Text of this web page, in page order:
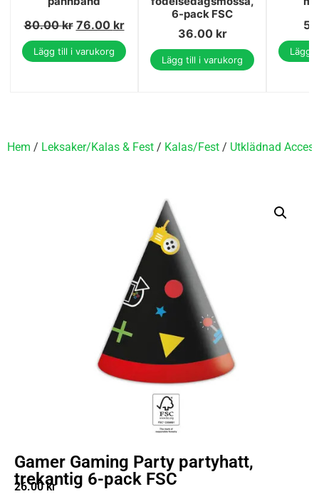
80.00kr 76.00 kr
Lägg till i varukorg
6-pack FSC
36.00 kr
Lägg till i varukorg
Lägg
Hem / Leksaker/Kalas & Fest / Kalas/Fest / Utklädnad
Gamer Gaming Party partyhatt,
trekantig 6-pack FSC
26.00kr